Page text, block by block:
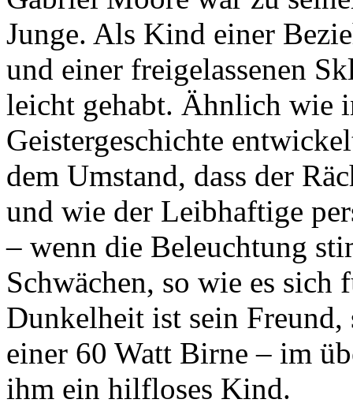
Junge. Als Kind einer
und einer freigelassenen
leicht gehabt. Ähnlich wie
Geistergeschichte
dem Umstand, dass der
und wie der Leibhaftige
– wenn die Beleuchtung
Schwächen, so wie es sich
Dunkelheit ist sein
einer 60 Watt Birne – im
ihm ein hilfloses Kind.